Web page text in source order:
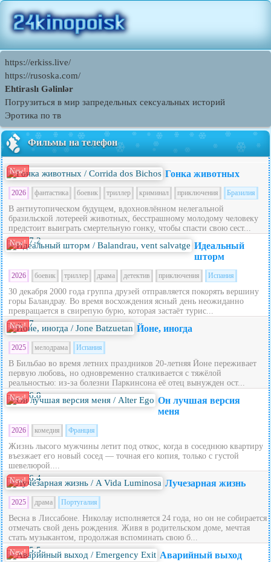
https://erkiss.live/
https://rusoska.com/
Ehtiraslı Gəlinlər
Погрузиться в мир запредельных сексуальных историй
Эротика по тв
Фильмы на телефон
New! Гонка животных
2026 фантастика боевик триллер криминал приключения Бразилия
В антиутопическом будущем, вдохновлённом нелегальной
бразильской лотереей животных, бесстрашному молодому человеку
предстоит выиграть смертельную гонку, чтобы спасти свою сест...
New! 7.2
Идеальный
шторм
2026 боевик триллер драма детектив приключения Испания
30 декабря 2000 года группа друзей отправляется покорять вершину
горы Баландрау. Во время восхождения ясный день неожиданно
превращается в свирепую бурю, которая застаёт турис...
New! 7 Йоне, иногда
2025 мелодрама Испания
В Бильбао во время летних праздников 20‑летняя Йоне переживает
первую любовь, но одновременно сталкивается с тяжёлой
реальностью: из‑за болезни Паркинсона её отец вынужден ост...
New! 6.8
Он лучшая версия
меня
2026 комедия Франция
Жизнь лысого мужчины летит под откос, когда в соседнюю квартиру
въезжает его новый сосед — точная его копия, только с густой
шевелюрой....
New! 6.4 Лучезарная жизнь
2025 драма Португалия
Весна в Лиссабоне. Николау исполняется 24 года, но он не собирается
отмечать свой день рождения. Живя в родительском доме, мечтая
стать музыкантом, продолжая вспоминать свою б...
New! 5.5 Аварийный выход